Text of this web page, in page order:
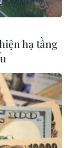
dự cho "Các
ASEAN Cup
8: Việt Nam
hạ tầng